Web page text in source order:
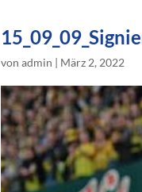
vonadmin | März 2, 2022